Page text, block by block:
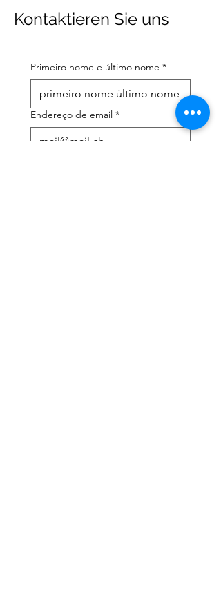
Kontaktieren Sie uns
Primeiro nome e último nome *
Endereço de email *